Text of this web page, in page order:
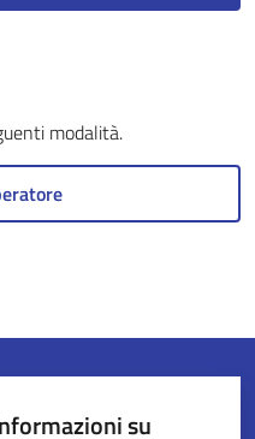
modalità.
su